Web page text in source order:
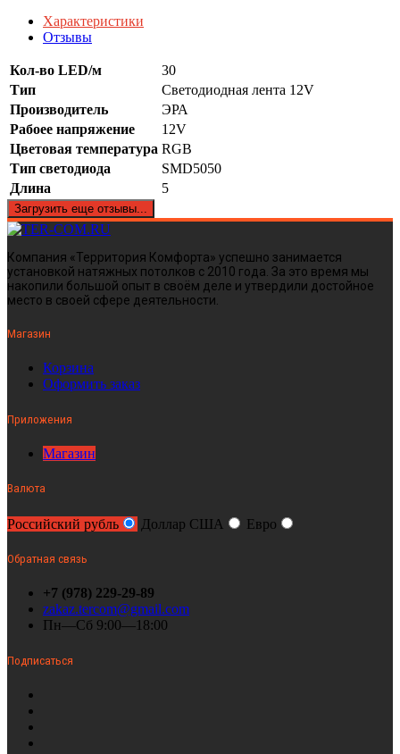
Характеристики
Отзывы
Кол-во LED/м
30
Тип
Светодиодная лента 12V
Производитель
ЭРА
Рабоее напряжение
12V
Цветовая температура RGB
Тип светодиода
SMD5050
Длина
5
Загрузить еще отзывы...
Компания «Территория Комфорта» успешно занимается
установкой натяжных потолков с 2010 года. За это время мы
накопили большой опыт в своём деле и утвердили достойное
место в своей сфере деятельности.
Магазин
Корзина
Оформить заказ
Приложения
Магазин
Валюта
Российский рубль Доллар США Евро
Обратная связь
+7 (978) 229-29-89
zakaz.tercom@gmail.com
Пн—Сб 9:00—18:00
Подписаться